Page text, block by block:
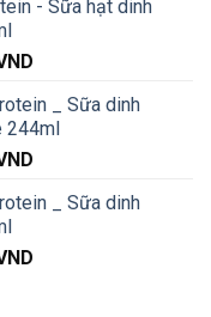
từ
- Sữa hạt dinh
từ
91,000 VND
_ Sữa dinh
từ_ Sữa dinh